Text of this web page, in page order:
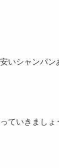
いシャンパン
ていきましょ